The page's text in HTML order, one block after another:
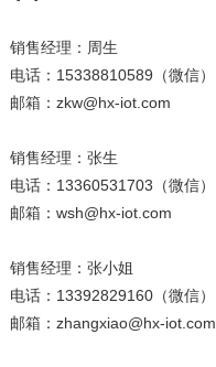
销售经理：周生
电话 ：15338810589 （微信）
邮箱：zkw@hx-iot.com
销售经理：张生
电话 ：13360531703 （微信）
邮箱：wsh@hx-iot.com
销售经理：张小姐
电话 ：13392829160 （微信）
邮箱：zhangxiao@hx-iot.com